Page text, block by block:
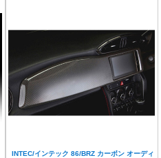
INTEC/インテック 86/BRZ カーボン オーディ